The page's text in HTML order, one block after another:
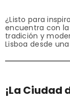
¿Listo para
encuentra con
tradición y
Lisboa desde
¡La Ciudad